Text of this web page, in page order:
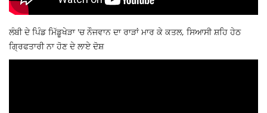
ਲੰਬੀ ਦੇ ਪਿੰਡ ਮਿੱਡੂਖੇੜਾ 'ਚ ਨੌਜਵਾਨ ਦਾ ਰਾੜਾਂ ਮਾਰ ਕੇ ਕਤਲ, ਸਿਆਸੀ ਸ਼ਹਿ ਹੇਠ
ਗ੍ਰਿਫਤਾਰੀ ਨਾ ਹੋਣ ਦੇ ਲਾਏ ਦੋਸ਼